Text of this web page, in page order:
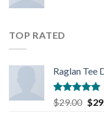
TOP RATED
Raglan Tee
Rated5.00
out of 5
$29.00 $